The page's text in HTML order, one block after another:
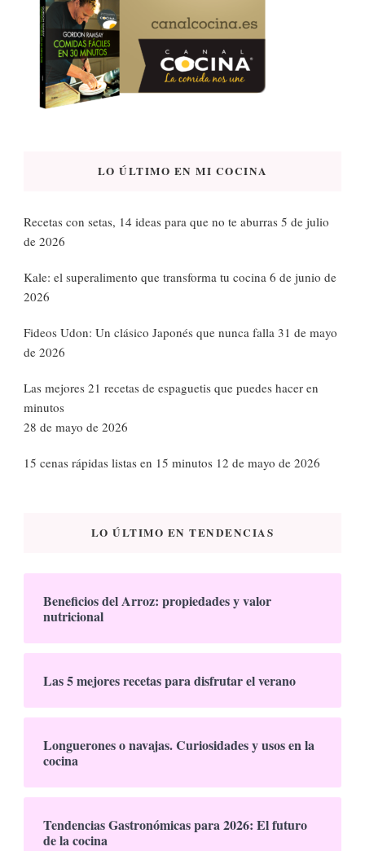
LO ÚLTIMO EN MI COCINA
Recetas con setas, 14 ideas para que no te aburras 5 de julio
de 2026
Kale: el superalimento que transforma tu cocina 6 de junio de
2026
Fideos Udon: Un clásico Japonés que nunca falla 31 de mayo
de 2026
Las mejores 21 recetas de espaguetis que puedes hacer en
minutos
28 de mayo de 2026
15 cenas rápidas listas en 15 minutos 12 de mayo de 2026
LO ÚLTIMO EN TENDENCIAS
Beneficios del Arroz: propiedades y valor
nutricional
Las 5 mejores recetas para disfrutar el verano
Longuerones o navajas. Curiosidades y usos en la
cocina
Tendencias Gastronómicas para 2026: El futuro
de la cocina